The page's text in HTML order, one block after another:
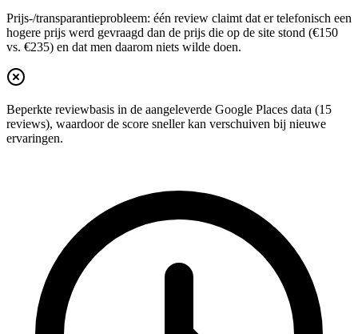
Prijs-/transparantieprobleem: één review claimt dat er telefonisch een
hogere prijs werd gevraagd dan de prijs die op de site stond (€150
vs. €235) en dat men daarom niets wilde doen.
Beperkte reviewbasis in de aangeleverde Google Places data (15
reviews), waardoor de score sneller kan verschuiven bij nieuwe
ervaringen.